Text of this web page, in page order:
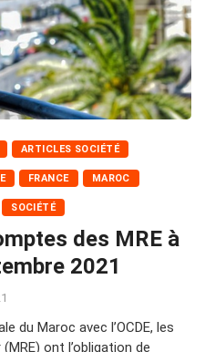
ARTICLES SOCIÉTÉ
FRANCE MAROC
SOCIÉTÉ
des MRE à
2021
du Maroc avec l’OCDE, les
ont l’obligation de